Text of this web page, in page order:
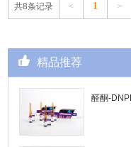
共8条记录 < 1 >
精品推荐
醛酮-